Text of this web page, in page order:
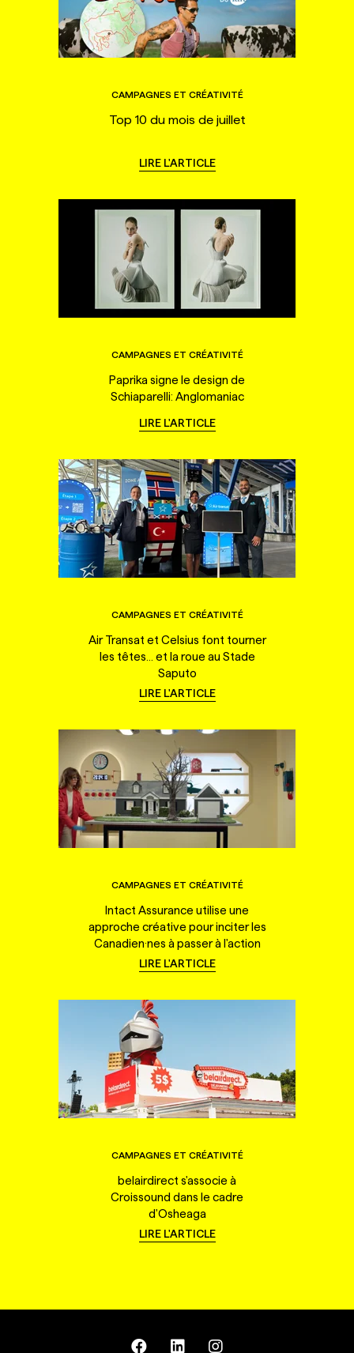
CAMPAGNES ET CRÉATIVITÉ
Top 10 du mois de juillet
LIRE L'ARTICLE
CAMPAGNES ET CRÉATIVITÉ
Paprika signe le design de
Schiaparelli: Anglomaniac
LIRE L'ARTICLE
CAMPAGNES ET CRÉATIVITÉ
Air Transat et Celsius font tourner
les têtes... et la roue au Stade
Saputo
LIRE L'ARTICLE
CAMPAGNES ET CRÉATIVITÉ
Intact Assurance utilise une
approche créative pour inciter les
Canadien·nes à passer à l'action
LIRE L'ARTICLE
CAMPAGNES ET CRÉATIVITÉ
belairdirect s'associe à
Croissound dans le cadre
d'Osheaga
LIRE L'ARTICLE